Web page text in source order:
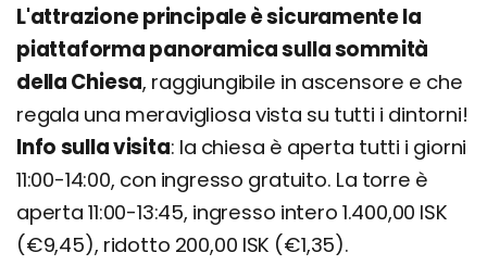
L'attrazione principale è sicuramente la
piattaforma panoramica sulla sommità
della Chiesa, raggiungibile in ascensore e che
regala una meravigliosa vista su tutti i dintorni!
Info sulla visita: la chiesa è aperta tutti i giorni
11:00-14:00, con ingresso gratuito. La torre è
aperta 11:00-13:45, ingresso intero 1.400,00 ISK
(€9,45), ridotto 200,00 ISK (€1,35).